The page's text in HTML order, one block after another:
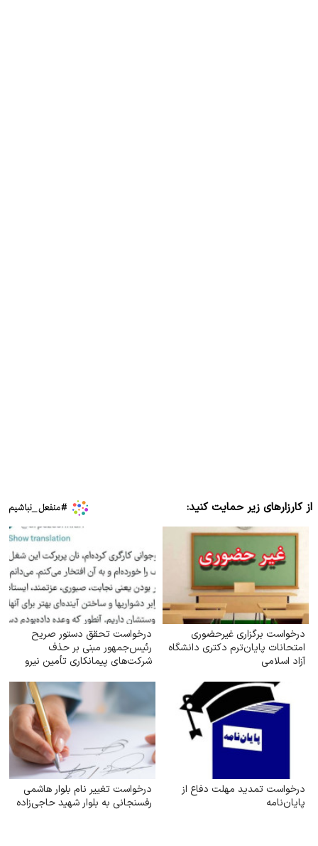
از کارزارهای زیر حمایت کنید:
درخواست برگزاری غیرحضوری
امتحانات پایان‌ترم دکتری دانشگاه
آزاد اسلامی
درخواست تحقق دستور صریح
رئیس‌جمهور مبنی بر حذف
شرکت‌های پیمانکاری تأمین نیرو
درخواست تمدید مهلت دفاع از
پایان‌نامه
درخواست تغییر نام بلوار هاشمی
رفسنجانی به بلوار شهید حاجی‌زاده